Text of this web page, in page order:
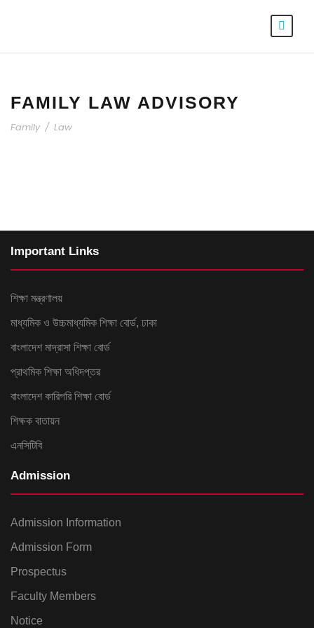
FAMILY LAW ADVISORY
Family / Law
Important Links
শিক্ষা মন্ত্রণালয়
মাধ্যমিক ও উচ্চমাধ্যমিক শিক্ষা বোর্ড, ঢাকা
বাংলাদেশ মাদ্রাসা শিক্ষা বোর্ড
প্রাথমিক শিক্ষা অধিদপ্তর
বাংলাদেশ কারিগরি শিক্ষা বোর্ড
শিক্ষক বাতায়ন
এনসিটিবি
Admission
Admission Information
Admission Form
Prospectus
Faculty Members
Notice